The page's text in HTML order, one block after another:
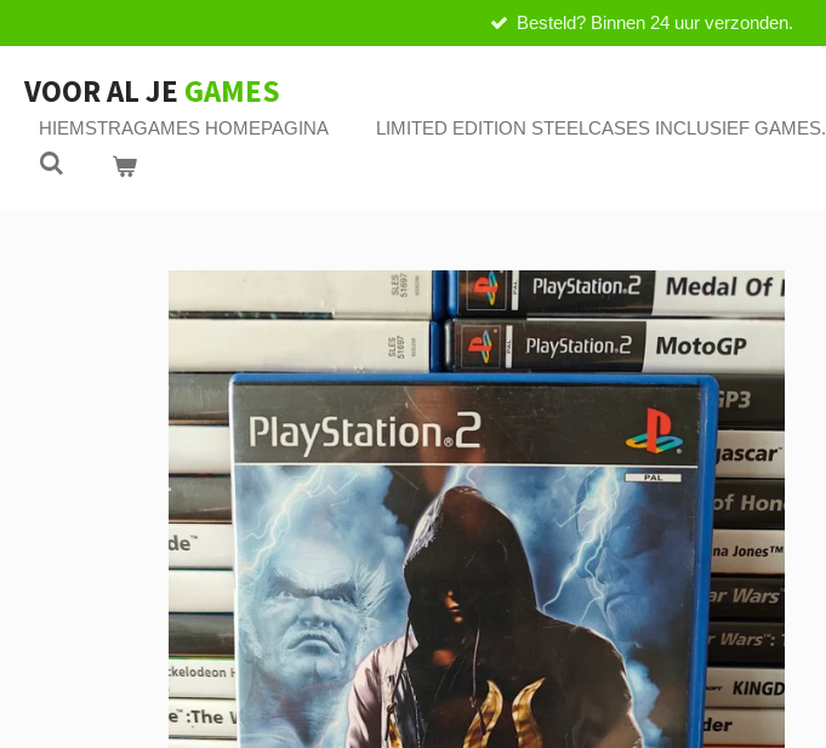
direct
naar
de
hoofdinhoud
Besteld? Binnen 24 uur verzonden.
VOOR AL JE GAMES
HIEMSTRAGAMES HOMEPAGINA LIMITED EDITION STEELCASES INCLUSIEF GAMES.